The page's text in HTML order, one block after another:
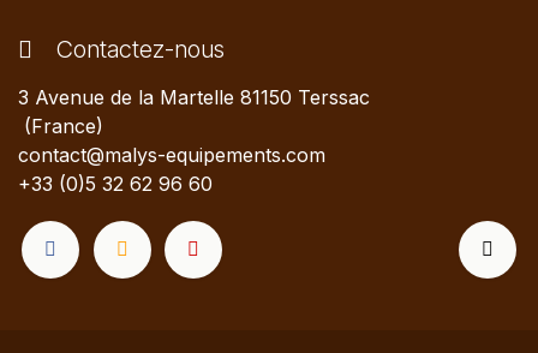
Contactez-nous
3 Avenue de la Martelle 81150 Terssac
(France)
contact@malys-equipements.com
+33 (0)5 32 62 96 60